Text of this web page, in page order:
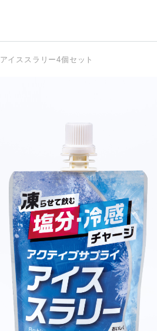
アイススラリー4個セット